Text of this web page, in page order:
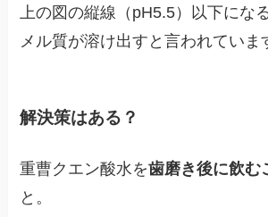
上の図の縦線（pH5.5）以下にな
メル質が溶け出すと言われていま
解決策はある？
重曹クエン酸水を歯磨き後に飲む
と。